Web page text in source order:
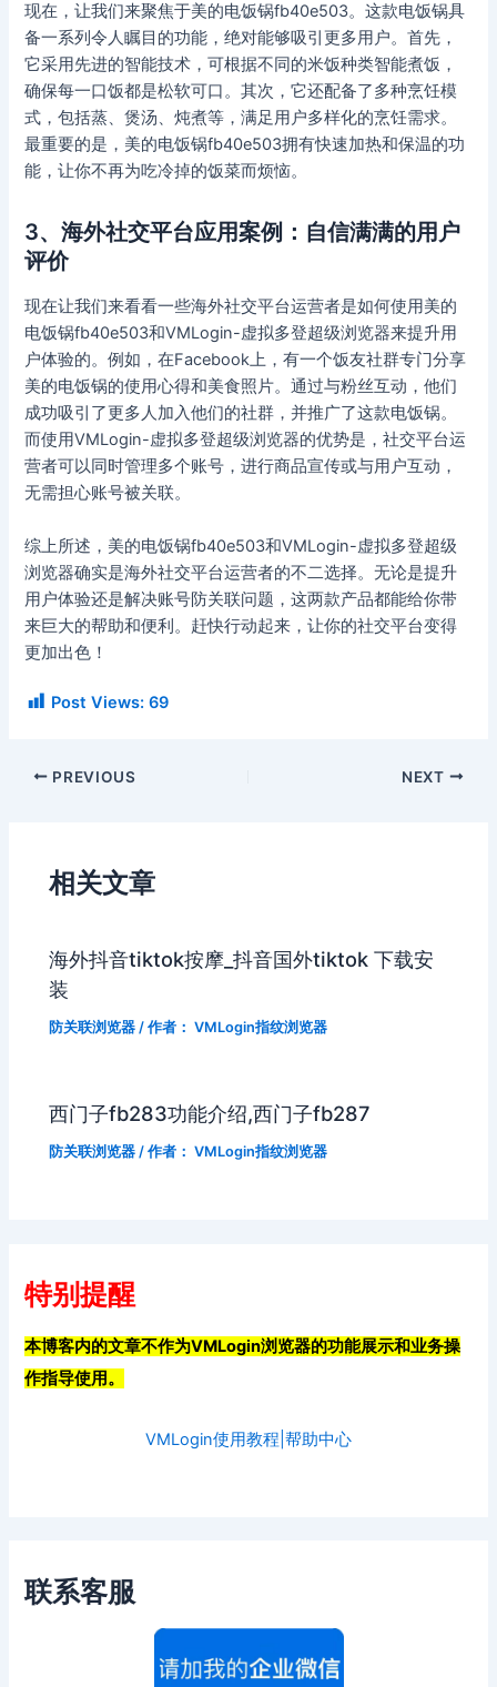
现在，让我们来聚焦于美的电饭锅fb40e503。这款电饭锅具
备一系列令人瞩目的功能，绝对能够吸引更多用户。首先，
它采用先进的智能技术，可根据不同的米饭种类智能煮饭，
确保每一口饭都是松软可口。其次，它还配备了多种烹饪模
式，包括蒸、煲汤、炖煮等，满足用户多样化的烹饪需求。
最重要的是，美的电饭锅fb40e503拥有快速加热和保温的功
能，让你不再为吃冷掉的饭菜而烦恼。
3、海外社交平台应用案例：自信满满的用户
评价
现在让我们来看看一些海外社交平台运营者是如何使用美的
电饭锅fb40e503和VMLogin-虚拟多登超级浏览器来提升用
户体验的。例如，在Facebook上，有一个饭友社群专门分享
美的电饭锅的使用心得和美食照片。通过与粉丝互动，他们
成功吸引了更多人加入他们的社群，并推广了这款电饭锅。
而使用VMLogin-虚拟多登超级浏览器的优势是，社交平台运
营者可以同时管理多个账号，进行商品宣传或与用户互动，
无需担心账号被关联。
综上所述，美的电饭锅fb40e503和VMLogin-虚拟多登超级
浏览器确实是海外社交平台运营者的不二选择。无论是提升
用户体验还是解决账号防关联问题，这两款产品都能给你带
来巨大的帮助和便利。赶快行动起来，让你的社交平台变得
更加出色！
Post Views: 69
PREVIOUS NEXT
相关文章
海外抖音tiktok按摩_抖音国外tiktok 下载安
装
防关联浏览器 / 作者： VMLogin指纹浏览器
西门子fb283功能介绍,西门子fb287
防关联浏览器 / 作者： VMLogin指纹浏览器
特别提醒
本博客内的文章不作为VMLogin浏览器的功能展示和业务操
作指导使用。
VMLogin使用教程|帮助中心
联系客服